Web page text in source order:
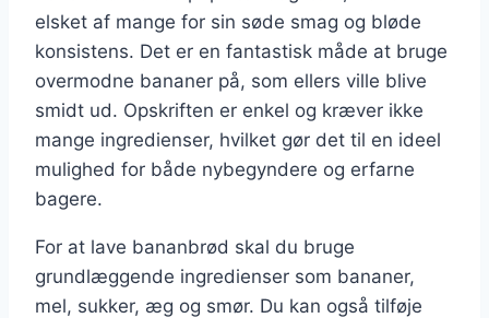
elsket af mange for sin søde smag og bløde
konsistens. Det er en fantastisk måde at bruge
overmodne bananer på, som ellers ville blive
smidt ud. Opskriften er enkel og kræver ikke
mange ingredienser, hvilket gør det til en ideel
mulighed for både nybegyndere og erfarne
bagere.
For at lave bananbrød skal du bruge
grundlæggende ingredienser som bananer,
mel, sukker, æg og smør. Du kan også tilføje